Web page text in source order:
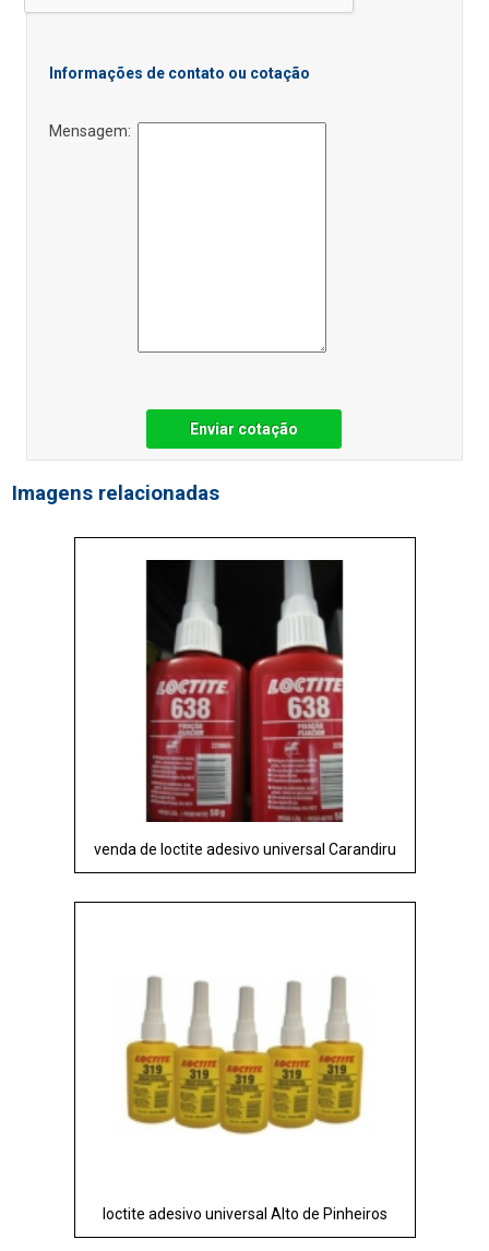
Informações de contato ou cotação
Mensagem:
Enviar cotação
Imagens relacionadas
venda de loctite adesivo universal Carandiru
loctite adesivo universal Alto de Pinheiros